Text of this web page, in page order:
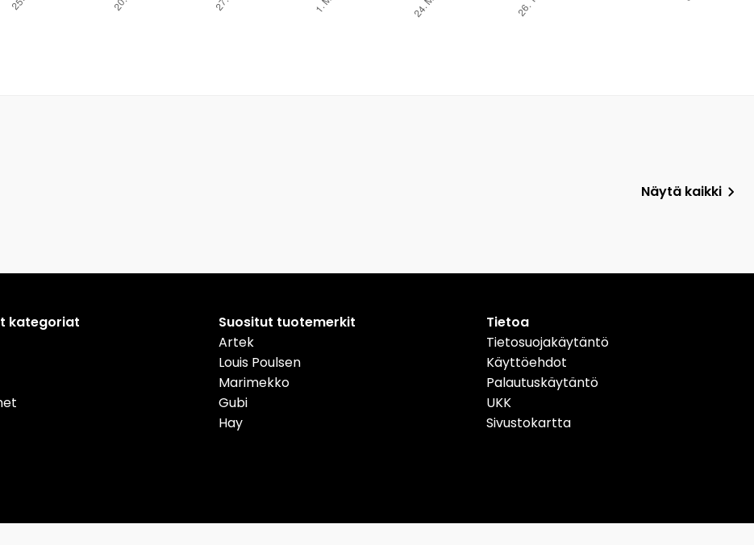
Näytä kaikki
kategoriat
Suositut tuotemerkit
Artek
Louis Poulsen
Marimekko
Gubi
Hay
Tietoa
Tietosuojakäytäntö
Käyttöehdot
Palautuskäytäntö
UKK
Sivustokartta